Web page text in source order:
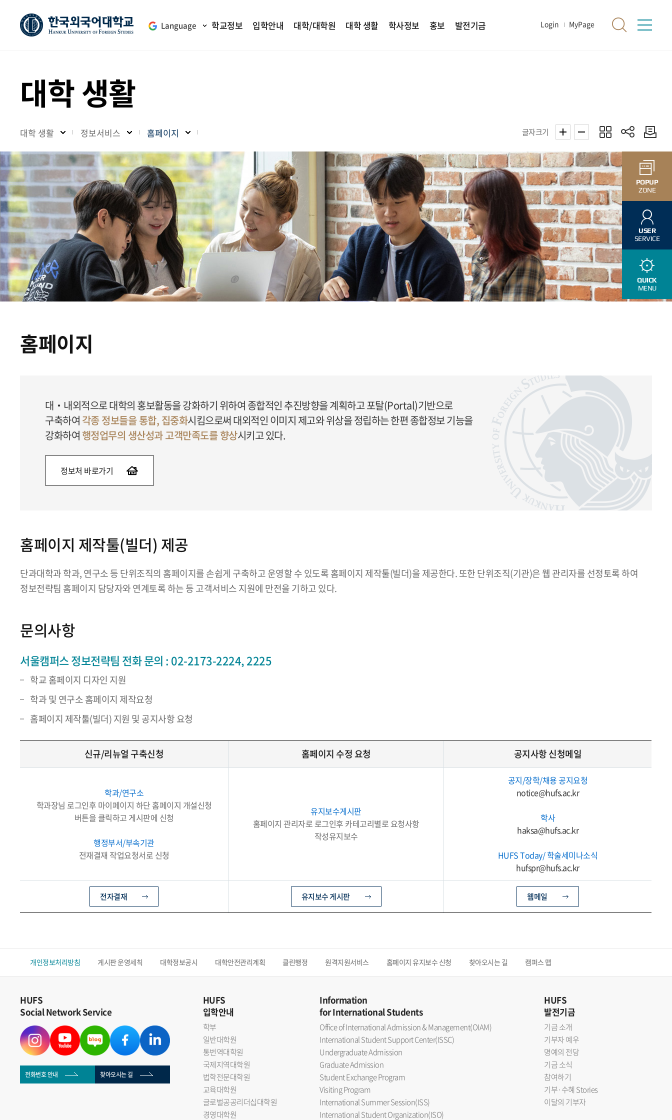
Language 학교정보 입학안내 대학/대학원 대학 생활 학사정보 홍보 발전기금 Login MyPage
POPUP
ZONE
USER
SERVICE
QUICK
MENU
대학 생활
대학 생활 정보서비스 홈페이지 글자크기
홈페이지
대‧내외적으로 대학의 홍보활동을 강화하기 위하여 종합적인 추진방향을 계획하고 포탈(Portal)기반으로
구축하여 각종 정보들을 통합, 집중화시킴으로써 대외적인 이미지 제고와 위상을 정립하는 한편 종합정보 기능을
강화하여 행정업무의 생산성과 고객만족도를 향상시키고 있다.
정보처 바로가기
홈페이지 제작툴(빌더) 제공
단과대학과 학과, 연구소 등 단위조직의 홈페이지를 손쉽게 구축하고 운영할 수 있도록 홈페이지 제작툴(빌더)을 제공한다. 또한 단위조직(기관)은 웹 관리자를 선정토록 하여
정보전략팀 홈페이지 담당자와 연계토록 하는 등 고객서비스 지원에 만전을 기하고 있다.
문의사항
서울캠퍼스 정보전략팀 전화 문의 : 02-2173-2224, 2225
학교 홈페이지 디자인 지원
학과 및 연구소 홈페이지 제작요청
홈페이지 제작툴(빌더) 지원 및 공지사항 요청
신규/리뉴얼 구축신청 홈페이지 수정 요청 공지사항 신청메일
학과/연구소
학과장님 로그인후 마이페이지 하단 홈페이지 개설신청
버튼을 클릭하고 게시판에 신청
행정부서/부속기관
전재결재 작업요청서로 신청
유지보수게시판
홈페이지 관리자로 로그인후 카테고리별로 요청사항
작성유지보수
공지/장학/채용 공지요청
notice@hufs.ac.kr
학사
haksa@hufs.ac.kr
HUFS Today/ 학술세미나소식
hufspr@hufs.ac.kr
전자결재 유지보수 게시판 웹메일
개인정보처리방침 게시판 운영세칙 대학정보공시 대학안전관리계획 클린행정 원격지원서비스 홈페이지 유지보수 신청 찾아오시는 길 캠퍼스 맵
HUFS
Social Network Service
전화번호 안내 찾아오시는 길
HUFS
입학안내
학부
일반대학원
통번역대학원
국제지역대학원
법학전문대학원
교육대학원
글로벌공공리더십대학원
경영대학원
Information
for International Students
Office of International Admission & Management(OIAM)
International Student Support Center(ISSC)
Undergraduate Admission
Graduate Admission
Student Exchange Program
Visiting Program
International Summer Session(ISS)
International Student Organization(ISO)
HUFS
발전기금
기금 소개
기부자 예우
명예의 전당
기금 소식
참여하기
기부·수혜 Stories
이달의 기부자